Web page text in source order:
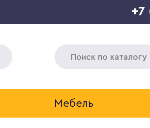
+7
Мебель